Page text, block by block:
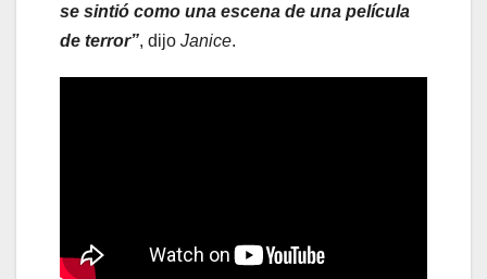
se sintió como una escena de una película
de terror”, dijo Janice.